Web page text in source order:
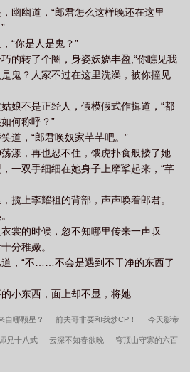
幽幽道，“郎君怎么这样晚还在这里
“你是人是鬼？”
的转了个圈，身姿妖娆丰盈,“你瞧见我
鬼？人家不过在这里洗澡，被你撞见
娘不是正经人，假模假式作揖道，“都
何称呼？”
道，“郎君唤奴家芊芊吧。”
漾，再也忍不住，饿虎扑食般搂了她
一双手细细在她身子上摩挲起来，“芊
揽上李耀祖的背部，声声唤着郎君。
裳的时候，忽不知哪里传来一声叹
分稚嫩。
，“不……不会是遇到不干净的东西了
小东西，面上却不显，将她...
自哪颗星？ 前夫哥非要和我炒CP！ 今天影帝
兄十八式 云深不知春欲晚 穹顶山守寡的六百